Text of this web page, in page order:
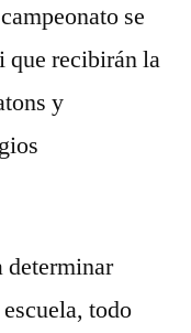
se
que recibirán la
y
determinar
todo